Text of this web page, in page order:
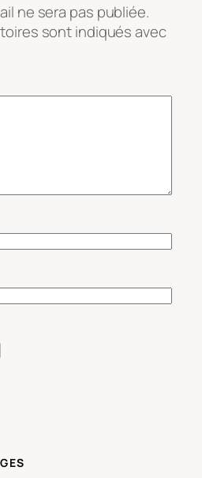
ne sera pas publiée.
sont indiqués avec